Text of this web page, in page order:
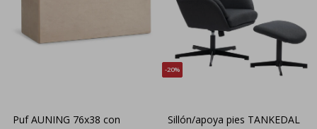
Puf AUNING 76x38 con
20
Sillón/apoya pies TANKEDAL